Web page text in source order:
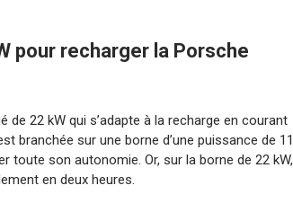
pour recharger la Porsche
de 22 kW qui s’adapte à la recharge en courant
branchée sur une borne d’une puissance de 11
toute son autonomie. Or, sur la borne de 22 kW,
en deux heures.